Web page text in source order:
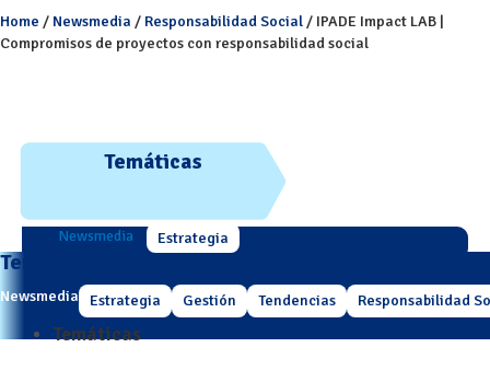
Home / Newsmedia / Responsabilidad Social / IPADE Impact LAB |
Compromisos de proyectos con responsabilidad social
Temáticas
Newsmedia Estrategia
Temáticas
Newsmedia Estrategia Gestión Tendencias Responsabilidad
Temáticas